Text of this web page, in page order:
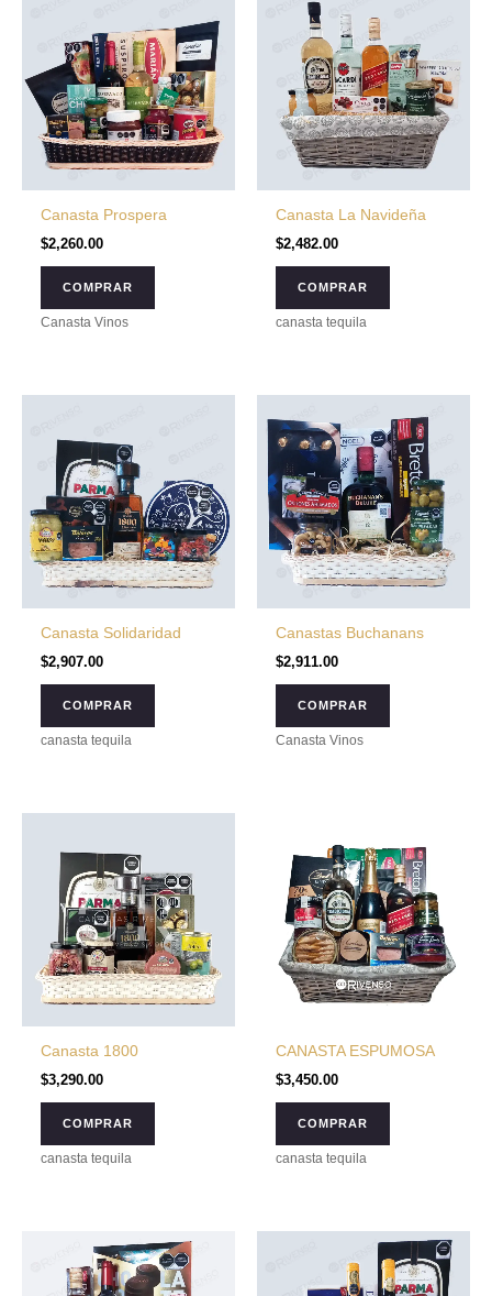
Canasta Prospera
$2,260.00
COMPRAR
Canasta Vinos
Canasta La Navideña
$2,482.00
COMPRAR
canasta tequila
Canasta Solidaridad
$2,907.00
COMPRAR
canasta tequila
Canastas Buchanans
$2,911.00
COMPRAR
Canasta Vinos
Canasta 1800
$3,290.00
COMPRAR
canasta tequila
CANASTA ESPUMOSA
$3,450.00
COMPRAR
canasta tequila